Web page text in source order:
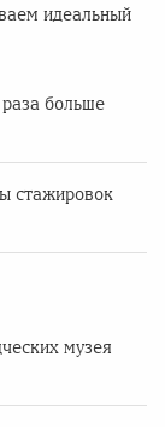
идеальный
больше
стажировок
музея